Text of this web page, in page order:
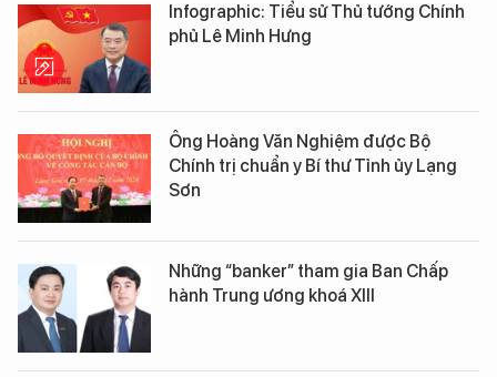
Infographic: Tiểu sử Thủ tướng Chính
phủ Lê Minh Hưng
Ông Hoàng Văn Nghiệm được Bộ
Chính trị chuẩn y Bí thư Tỉnh ủy Lạng
Sơn
Những “banker” tham gia Ban Chấp
hành Trung ương khoá XIII